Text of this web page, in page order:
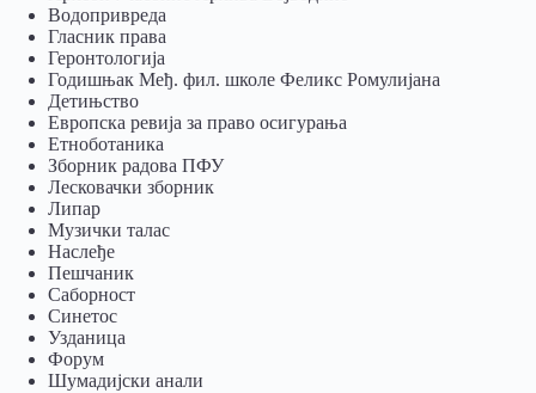
Водопривреда
Гласник права
Геронтологија
Годишњак Међ. фил. школе Феликс Ромулијана
Детињство
Европска ревија за право осигурања
Eтноботаника
Зборник радова ПФУ
Лесковачки зборник
Липар
Музички талас
Наслеђе
Пешчаник
Саборност
Синетос
Узданица
Форум
Шумадијски анали